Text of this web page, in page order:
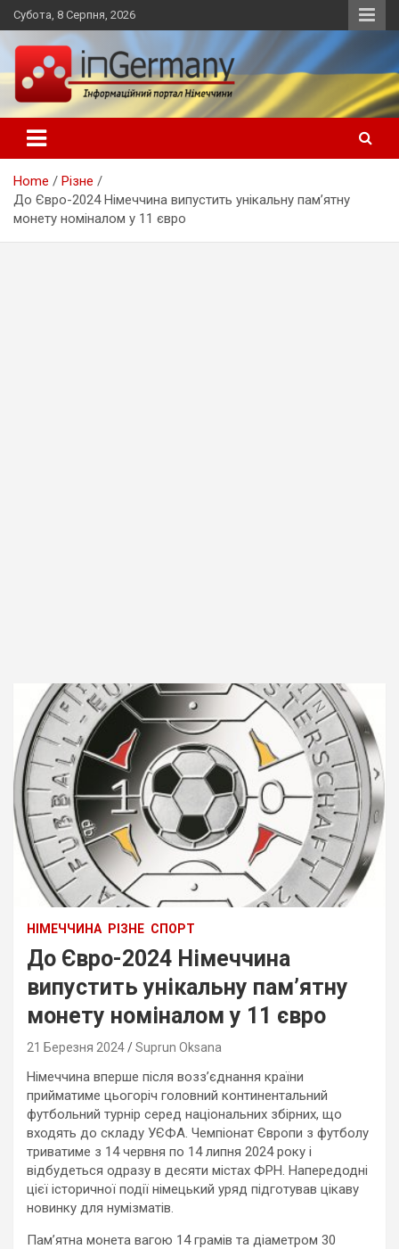
Skip
to
content
Субота, 8 Серпня, 2026
inGermany.net інформаційний
портал в Німеччині
Український інформаційний портал в Німеччині, новини
Німеччини, українці в Німеччині
Home
Різне
До Євро-2024 Німеччина випустить унікальну пам’ятну
монету номіналом у 11 євро
НІМЕЧЧИНА РІЗНЕ СПОРТ
До Євро-2024 Німеччина
випустить унікальну пам’ятну
монету номіналом у 11 євро
21 Березня 2024 Suprun Oksana
Німеччина вперше після возз’єднання країни
прийматиме цьогоріч головний континентальний
футбольний турнір серед національних збірних, що
входять до складу УЄФА. Чемпіонат Європи з футболу
триватиме з 14 червня по 14 липня 2024 року і
відбудеться одразу в десяти містах ФРН. Напередодні
цієї історичної події німецький уряд підготував цікаву
новинку для нумізматів.
Пам’ятна монета вагою 14 грамів та діаметром 30